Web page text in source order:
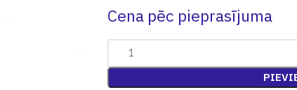
Cena pēc pieprasījuma